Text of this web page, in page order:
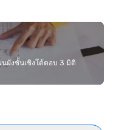
ผังชั้นเชิงโต้ตอบ 3 มิติ